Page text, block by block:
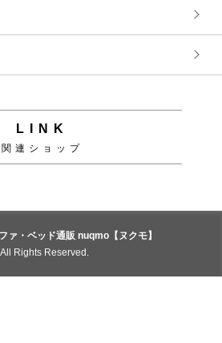
LINK
関連ショップ
ァ・ベッド通販 nuqmo【ヌクモ】
. All Rights Reserved.